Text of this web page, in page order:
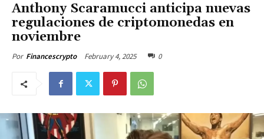
Anthony Scaramucci anticipa nuevas
regulaciones de criptomonedas en
noviembre
Por Financescrypto February 4, 2025 0